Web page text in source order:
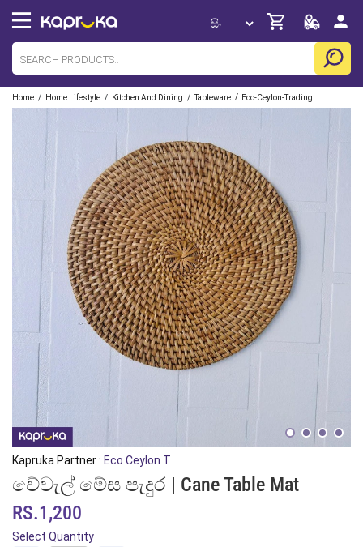
Home / Home Lifestyle / Kitchen And Dining / Tableware / Eco-Ceylon-Trading
Kapruka Partner : Eco Ceylon T
වේවැල් මේස පැදුර | Cane Table Mat
RS.1,200
Select Quantity